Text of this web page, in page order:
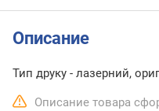
Описание
Тип друку - лазерний,
Описание товара